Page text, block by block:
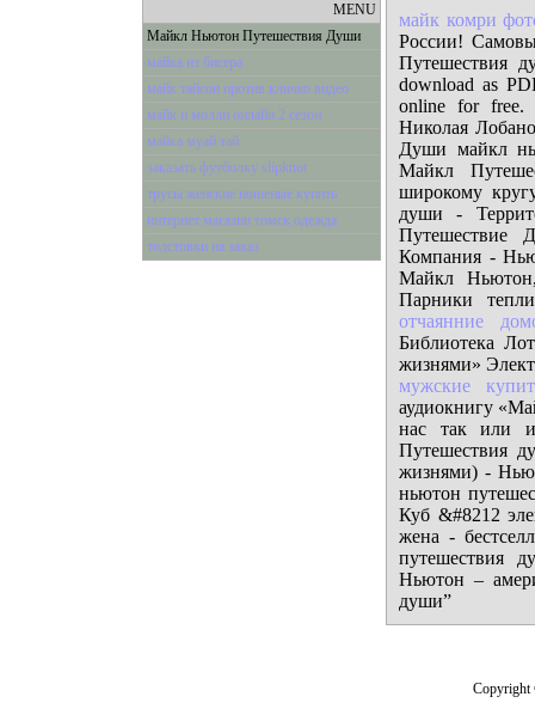
MENU
Майкл Ньютон Путешествия Души
майка из бисера
майк тайсон против кличко видео
майк и молли онлайн 2 сезон
майка муай тай
заказать футболку slipknot
трусы женские ношеные купить
интернет магазин томск одежда
толстовки на заказ
майк комри
России!
Путешествия
download as
online for
Николая
Души майкл
Майкл
широкому
души -
Компания -
Майкл
Парники
отчаянние
Библиотека
жизнями»
мужские
аудиокнигу
нас так или
Путешествия
жизнями) -
ньютон
Куб &#8212
жена -
путешествия
Ньютон –
души”
Copyright